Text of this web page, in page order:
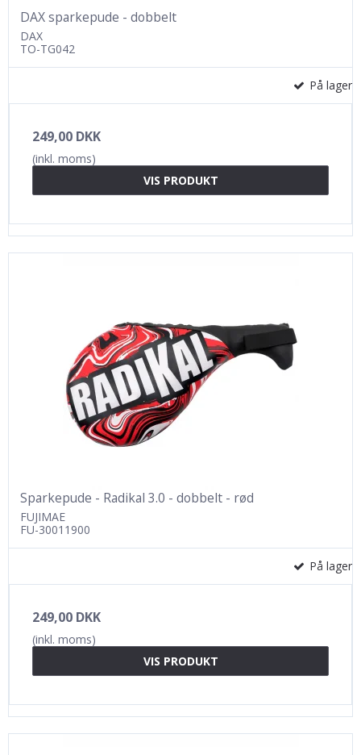
DAX sparkepude - dobbelt
DAX
TO-TG042
På lager
249,00 DKK
(inkl. moms)
VIS PRODUKT
Sparkepude - Radikal 3.0 - dobbelt - rød
FUJIMAE
FU-30011900
På lager
249,00 DKK
(inkl. moms)
VIS PRODUKT